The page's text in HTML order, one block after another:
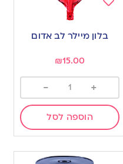
wishlist
בלון מיילר לב אדום
₪15.00
+
-
הוספה לסל